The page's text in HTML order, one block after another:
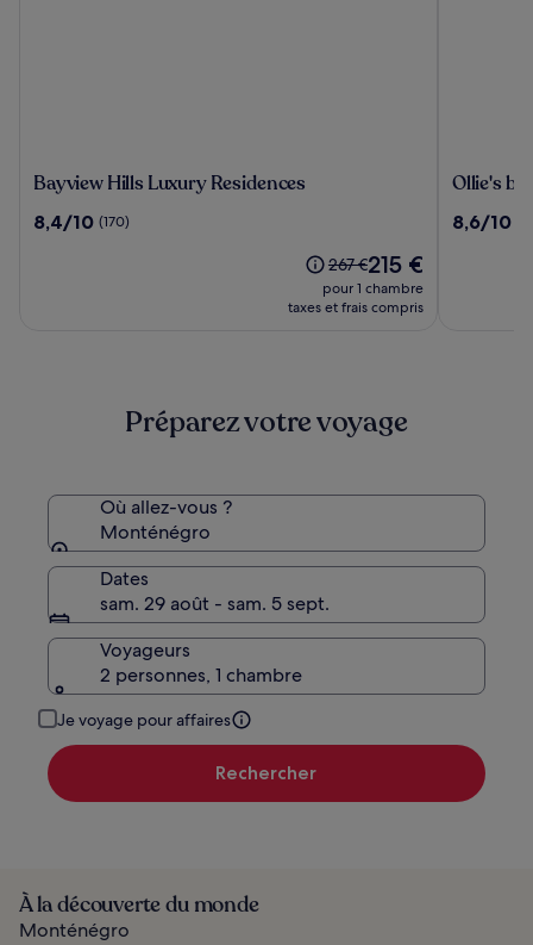
Bayview
Luxury
Bayview Hills Luxury Residences
8.4
8,4/10 (170)
Le
prix
était
d’informations
sur
standard.
267 €Le
nouveau
prix
215 €
pour 1 chambre
taxes et frais compris
Ollie's
the
Ollie's by
8.6
8,6/10
Préparez votre voyage
Où allez-vous ?
Monténégro
Dates
sam. 29 août - sam. 5 sept.
Voyageurs
2 personnes, 1 chambre
Je voyage pour affaires
Rechercher
À la découverte du monde
Monténégro